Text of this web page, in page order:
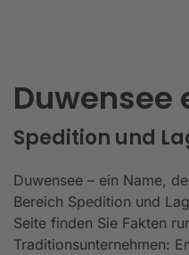
Duwensee
Spedition und
Duwensee – ein Name,
Bereich Spedition und
Seite finden Sie Fakten
Traditionsunternehmen: